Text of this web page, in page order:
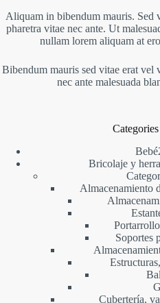
Aliquam in bibendum mauris. Sed
pharetra vitae nec ante. Ut
nullam lorem aliquam at
Bibendum mauris sed vitae erat vel
nec ante malesuada
Categories
Bebé
Bricolaje y
Almacenamiento
Soportes
Cubertería,